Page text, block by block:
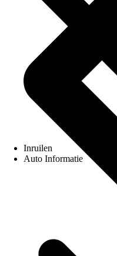
Inruilen
Auto Informatie